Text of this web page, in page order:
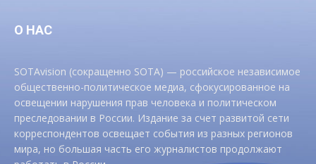
О НАС
SOTAvision (сокращенно SOTA) — российское независимое
общественно-политическое медиа, сфокусированное на
освещении нарушения прав человека и политическом
преследовании в России. Издание за счет развитой сети
корреспондентов освещает события из разных регионов
мира, но большая часть его журналистов продолжают